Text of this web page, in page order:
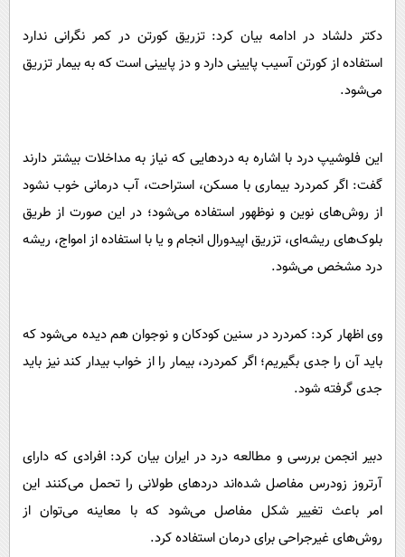
دکتر دلشاد در ادامه بیان کرد: تزریق کورتن در کمر نگرانی ندارد
استفاده از کورتن آسیب پایینی دارد و دز پایینی است که به بیمار تزریق
می‌شود.
این فلوشیپ درد با اشاره به دردهایی که نیاز به مداخلات بیشتر دارند
گفت: اگر کمر‌درد بیماری با مسکن، استراحت، آب درمانی خوب نشود
از روش‌های نوین و نوظهور استفاده می‌شود؛ در این صورت از طریق
بلوک‌های ریشه‌ای، تزریق اپیدورال انجام و یا با استفاده از امواج، ریشه
درد مشخص می‌شود.
وی اظهار کرد: کمردرد در سنین کودکان و نوجوان هم دیده می‌شود که
باید آن را جدی بگیریم؛ اگر کمردرد، بیمار را از خواب بیدار کند نیز باید
جدی گرفته شود.
دبیر انجمن بررسی و مطالعه درد در ایران بیان کرد: افرادی که دارای
آرتروز زودرس مفاصل شده‌اند درد‌های طولانی را تحمل می‌کنند این
امر باعث تغییر شکل مفاصل می‌شود که با معاینه می‌توان از
روش‌های غیرجراحی برای درمان استفاده کرد.